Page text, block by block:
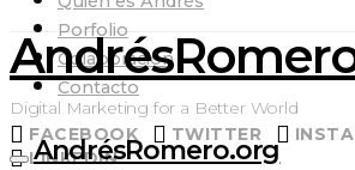
Porfolio
Colaboración
Contacto
FACEBOOK TWITTER
LINKEDIN
Digital Marketing for a Better World
AndrésRomero.org